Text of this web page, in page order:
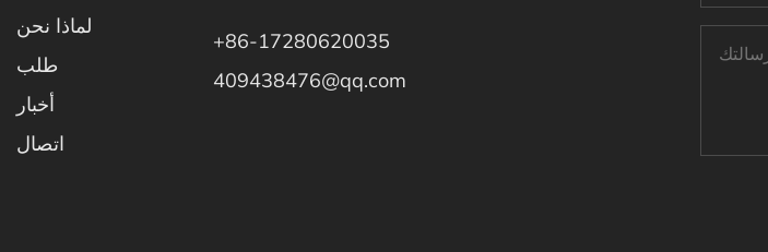
لماذا نحن
طلب
أخبار
اتصال
+86-17280620035
409438476@qq.com